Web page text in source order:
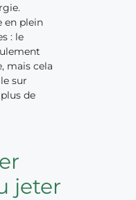
en plein
: le
mais cela
sur
de
jeter